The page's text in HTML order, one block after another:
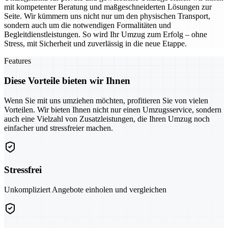
mit kompetenter Beratung und maßgeschneiderten Lösungen zur
Seite. Wir kümmern uns nicht nur um den physischen Transport,
sondern auch um die notwendigen Formalitäten und
Begleitdienstleistungen. So wird Ihr Umzug zum Erfolg – ohne
Stress, mit Sicherheit und zuverlässig in die neue Etappe.
Features
Diese Vorteile bieten wir Ihnen
Wenn Sie mit uns umziehen möchten, profitieren Sie von vielen
Vorteilen. Wir bieten Ihnen nicht nur einen Umzugsservice, sondern
auch eine Vielzahl von Zusatzleistungen, die Ihren Umzug noch
einfacher und stressfreier machen.
Stressfrei
Unkompliziert Angebote einholen und vergleichen